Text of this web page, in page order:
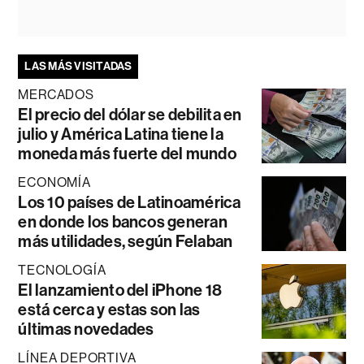
LAS MÁS VISITADAS
MERCADOS
El precio del dólar se debilita en
julio y América Latina tiene la
moneda más fuerte del mundo
ECONOMÍA
Los 10 países de Latinoamérica
en donde los bancos generan
más utilidades, según Felaban
TECNOLOGÍA
El lanzamiento del iPhone 18
está cerca y estas son las
últimas novedades
LÍNEA DEPORTIVA